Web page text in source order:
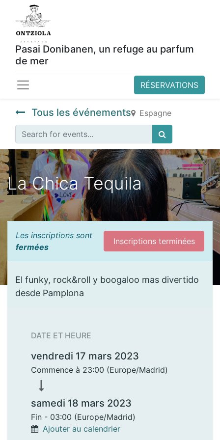
Pasai Donibanen, un refuge au parfum
de mer
RÉSERVATIONS
Tous les événements Espagne
La Chica Tequila
Les inscriptions sont
fermées
Inscriptions terminées
El funky, rock&roll y boogaloo mas divertido
desde Pamplona
DATE ET HEURE
vendredi 17 mars 2023
Commence à 23:00 (Europe/Madrid)
samedi 18 mars 2023
Fin - 03:00 (Europe/Madrid)
Ajouter au calendrier